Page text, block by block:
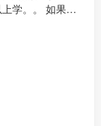
学。。 如果说
情风险过高。
下。。打电话